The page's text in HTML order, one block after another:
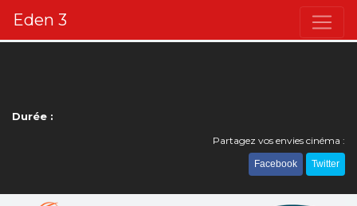
Eden 3
Durée :
Partagez vos envies cinéma :
Facebook Twitter